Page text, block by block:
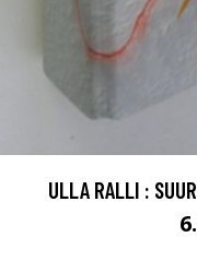
ULLA RALLI :